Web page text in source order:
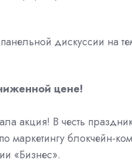
дискуссии на
цене!
акция! В честь
маркетингу блокчейн-
«Бизнес».